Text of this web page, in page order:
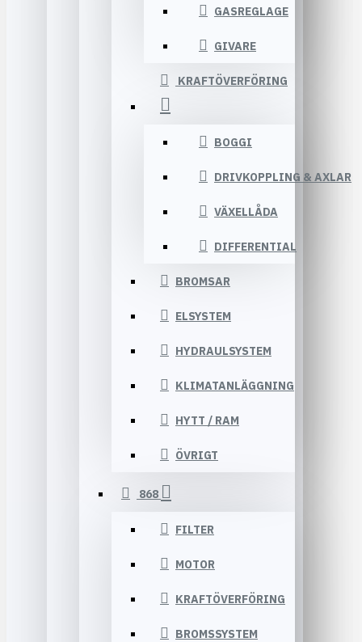
GASREGLAGE
GIVARE
KRAFTÖVERFÖRING
BOGGI
DRIVKOPPLING & AXLAR
VÄXELLÅDA
DIFFERENTIAL
BROMSAR
ELSYSTEM
HYDRAULSYSTEM
KLIMATANLÄGGNING
HYTT / RAM
ÖVRIGT
868
FILTER
MOTOR
KRAFTÖVERFÖRING
BROMSSYSTEM